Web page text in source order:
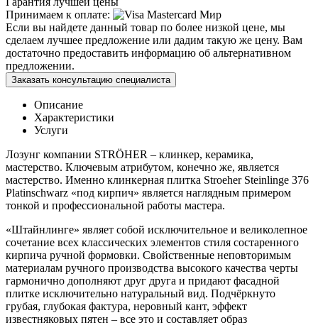
Принимаем к оплате:
Если вы найдете данный товар по более низкой цене, мы
сделаем лучшее предложение или дадим такую же цену. Вам
достаточно предоставить информацию об альтернативном
предложении.
Заказать консультацию специалиста
Описание
Характеристики
Услуги
Лозунг компании STRÖHER – клинкер, керамика,
мастерство. Ключевым атрибутом, конечно же, является
мастерство. Именно клинкерная плитка Stroeher Steinlinge 376
Platinschwarz «под кирпич» является наглядным примером
тонкой и профессиональной работы мастера.
«Штайнлинге» являет собой исключительное и великолепное
сочетание всех классических элементов стиля состаренного
кирпича ручной формовки. Свойственные неповторимым
материалам ручного производства высокого качества черты
гармонично дополняют друг друга и придают фасадной
плитке исключительно натуральный вид. Подчёркнуто
грубая, глубокая фактура, неровный кант, эффект
известняковых пятен – все это и составляет образ